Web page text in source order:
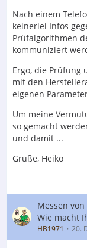
Nach einem
keinerlei Infos
Prüfalgorithmen
kommuniziert
Ergo, die Prüfung
mit den
eigenen
Um meine
so gemacht
und damit ...
Grüße, Heiko
Messen
Wie macht
HB1971 20.